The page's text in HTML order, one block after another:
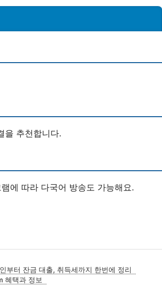
을 추천합니다.
에 따라 다국어 방송도 가능해요.
부터 잔금 대출, 취득세까지 한번에 정리
혜택과 정보